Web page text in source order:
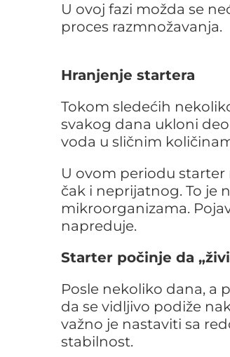
U ovoj fazi možda se
proces razmnožavanja.
Hranjenje startera
Tokom sledećih
svakog dana ukloni
voda u sličnim
U ovom periodu
čak i neprijatnog. To je
mikroorganizama.
napreduje.
Starter počinje da
Posle nekoliko dana, a
da se vidljivo podiže
važno je nastaviti sa
stabilnost.